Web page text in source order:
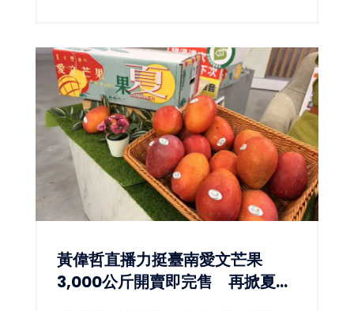
黃偉哲直播力挺臺南愛文芒果
3,000公斤開賣即完售 再掀夏日